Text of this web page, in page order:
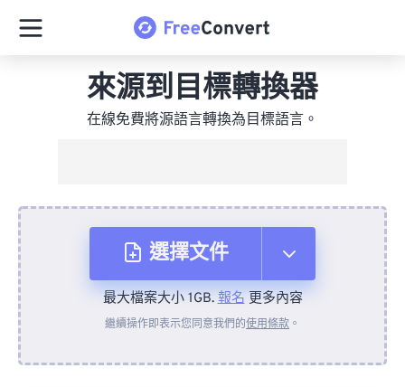
來源到目標轉換器
在線免費將源語言轉換為目標語言。
選擇文件
來自裝置
最大檔案大小 1GB.報名更多內容
繼續操作即表示您同意我們的使用條款 。